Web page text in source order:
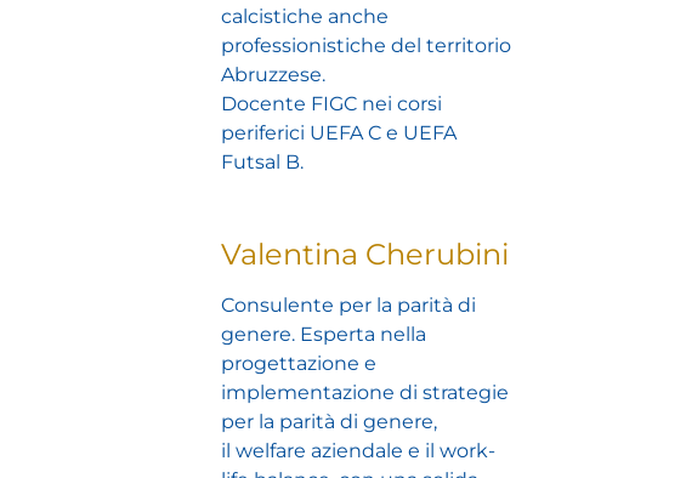
calcistiche anche
professionistiche del territorio
Abruzzese.
Docente FIGC nei corsi
periferici UEFA C e UEFA
Futsal B.
Valentina Cherubini
Consulente per la parità di
genere. Esperta nella
progettazione e
implementazione di strategie
per la parità di genere,
il welfare aziendale e il work-